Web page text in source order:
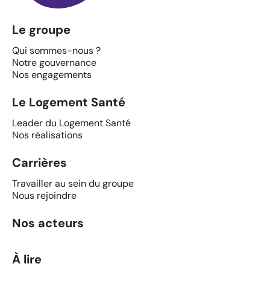
Le groupe
Qui sommes-nous ?
Notre gouvernance
Nos engagements
Le Logement Santé
Leader du Logement Santé
Nos réalisations
Carrières
Travailler au sein du groupe
Nous rejoindre
Nos acteurs
À lire